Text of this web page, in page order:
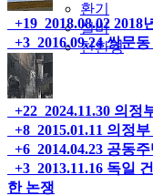
환기
설비
친환경
+19 2018.08.02 2018
+3 2016.09.24쌍문동
+22 2024.11.30 의정
+8 2015.01.11 의정
+6 2014.04.23 공동
+3 2013.11.16 독일
한 논쟁